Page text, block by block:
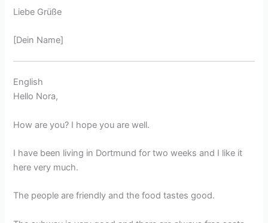
Liebe Grüße
[Dein Name]
English
Hello Nora,
How are you? I hope you are well.
I have been living in Dortmund for two weeks and I like it
here very much.
The people are friendly and the food tastes good.